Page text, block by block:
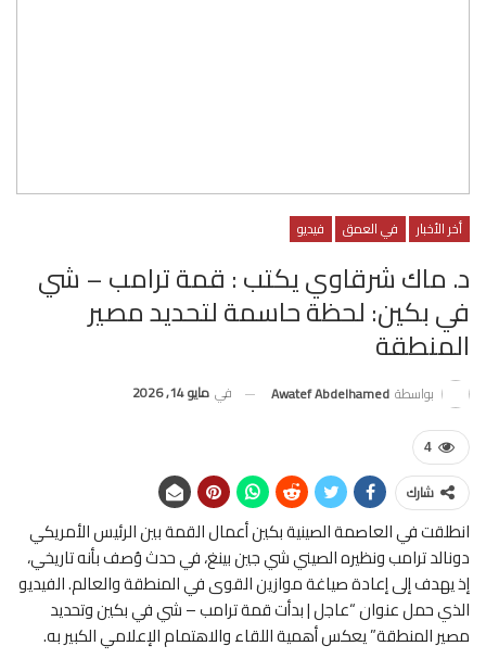
أخر الأخبار في العمق فيديو
د. ماك شرقاوي يكتب : قمة ترامب – شي
في بكين: لحظة حاسمة لتحديد مصير
المنطقة
بواسطة Awatef Abdelhamed في مايو 14, 2026
4
شارك
انطلقت في العاصمة الصينية بكين أعمال القمة بين الرئيس الأمريكي
دونالد ترامب ونظيره الصيني شي جين بينغ، في حدث وُصف بأنه تاريخي،
إذ يهدف إلى إعادة صياغة موازين القوى في المنطقة والعالم. الفيديو
الذي حمل عنوان “عاجل | بدأت قمة ترامب – شي في بكين وتحديد
مصير المنطقة” يعكس أهمية اللقاء والاهتمام الإعلامي الكبير به.